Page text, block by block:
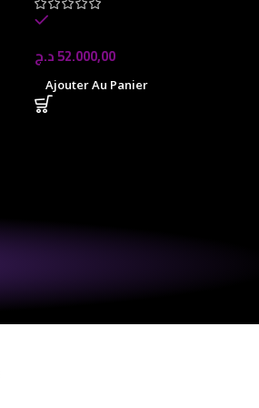
52.000,00د.ج
Ajouter Au Panier